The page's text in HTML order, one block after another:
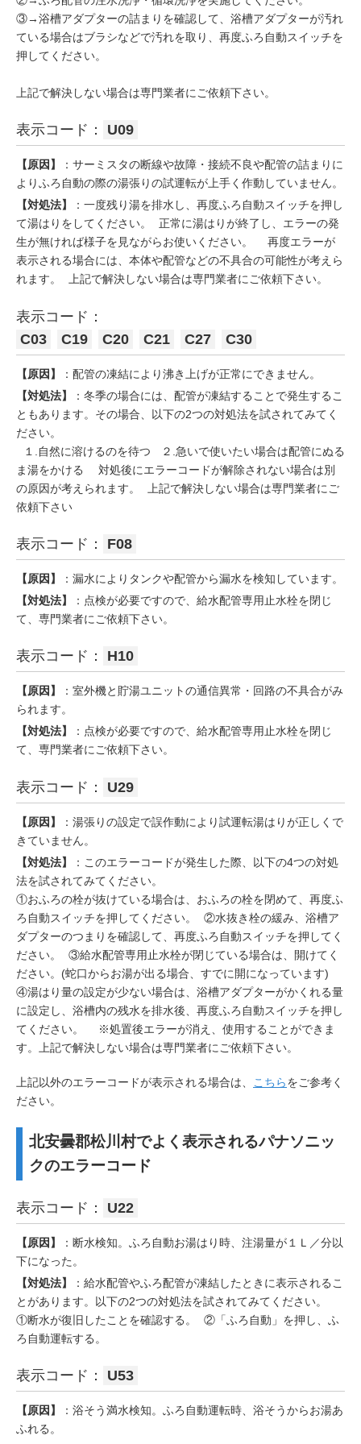
③→浴槽アダプターの詰まりを確認して、浴槽アダプターが汚れ
ている場合はブラシなどで汚れを取り、再度ふろ自動スイッチを
押してください。
上記で解決しない場合は専門業者にご依頼下さい。
表示コード： U09
【原因】
：サーミスタの断線や故障・接続不良や配管の詰まりに
よりふろ自動の際の湯張りの試運転が上手く作動していません。
【対処法】
：一度残り湯を排水し、再度ふろ自動スイッチを押し
て湯はりをしてください。 正常に湯はりが終了し、エラーの発
生が無ければ様子を見ながらお使いください。 再度エラーが
表示される場合には、本体や配管などの不具合の可能性が考えら
れます。 上記で解決しない場合は専門業者にご依頼下さい。
表示コード：
C03
C19 C20 C21 C27 C30
【原因】
：配管の凍結により沸き上げが正常にできません。
【対処法】
：冬季の場合には、配管が凍結することで発生するこ
ともあります。その場合、以下の2つの対処法を試されてみてく
ださい。
１.自然に溶けるのを待つ ２.急いで使いたい場合は配管にぬる
ま湯をかける 対処後にエラーコードが解除されない場合は別
の原因が考えられます。 上記で解決しない場合は専門業者にご
依頼下さい
表示コード： F08
【原因】
：漏水によりタンクや配管から漏水を検知しています。
【対処法】
：点検が必要ですので、給水配管専用止水栓を閉じ
て、専門業者にご依頼下さい。
表示コード： H10
【原因】
：室外機と貯湯ユニットの通信異常・回路の不具合がみ
られます。
【対処法】
：点検が必要ですので、給水配管専用止水栓を閉じ
て、専門業者にご依頼下さい。
表示コード： U29
【原因】
：湯張りの設定で誤作動により試運転湯はりが正しくで
きていません。
【対処法】
：このエラーコードが発生した際、以下の4つの対処
法を試されてみてください。
①おふろの栓が抜けている場合は、おふろの栓を閉めて、再度ふ
ろ自動スイッチを押してください。 ②水抜き栓の緩み、浴槽ア
ダプターのつまりを確認して、再度ふろ自動スイッチを押してく
ださい。 ③給水配管専用止水栓が閉じている場合は、開けてく
ださい。(蛇口からお湯が出る場合、すでに開になっています)
④湯はり量の設定が少ない場合は、浴槽アダプターがかくれる量
に設定し、浴槽内の残水を排水後、再度ふろ自動スイッチを押し
てください。 ※処置後エラーが消え、使用することができま
す。上記で解決しない場合は専門業者にご依頼下さい。
上記以外のエラーコードが表示される場合は、 こちらをご参考く
ださい。
北安曇郡松川村でよく表示されるパナソニッ
クのエラーコード
表示コード： U22
【原因】
：断水検知。ふろ自動お湯はり時、注湯量が１Ｌ／分以
下になった。
【対処法】
：給水配管やふろ配管が凍結したときに表示されるこ
とがあります。以下の2つの対処法を試されてみてください。
①断水が復旧したことを確認する。 ②「ふろ自動」を押し、ふ
ろ自動運転する。
表示コード： U53
【原因】
：浴そう満水検知。ふろ自動運転時、浴そうからお湯あ
ふれる。